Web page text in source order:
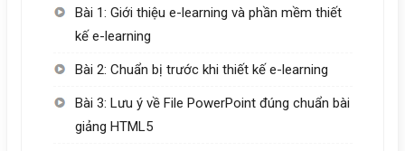
Bài 1: Giới thiệu e-learning và phần mềm thiết
kế e-learning
Bài 2: Chuẩn bị trước khi thiết kế e-learning
Bài 3: Lưu ý về File PowerPoint đúng chuẩn bài
giảng HTML5